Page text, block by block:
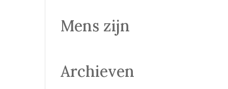
Mens zijn
Archieven